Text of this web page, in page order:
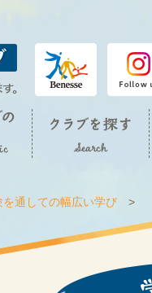
を通しての幅広い学び